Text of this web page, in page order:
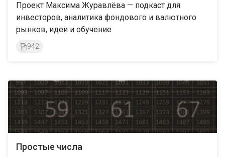
Проект Максима Журавлёва — подкаст для
инвесторов, аналитика фондового и валютного
рынков, идеи и обучение
942
Простые числа